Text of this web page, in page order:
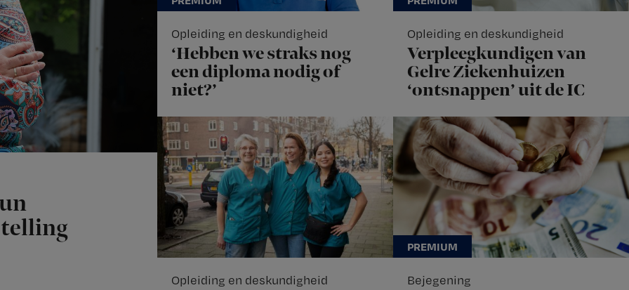
Opleiding en deskundigheid
‘Hebben we straks nog
een diploma nodig of
niet?’
Opleiding en deskundigheid
Verpleegkundigen van
Gelre Ziekenhuizen
‘ontsnappen’ uit de IC
Opleiding en deskundigheid Bejegening